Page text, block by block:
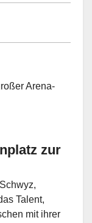
Arena-
zur
Talent,
mit ihrer